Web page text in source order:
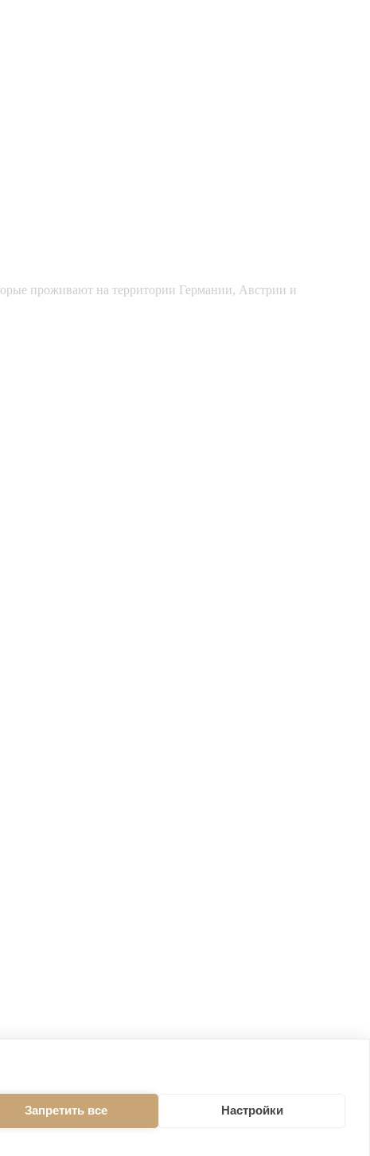
Запретить все Настройки
проживают на территории Германии, Австрии и